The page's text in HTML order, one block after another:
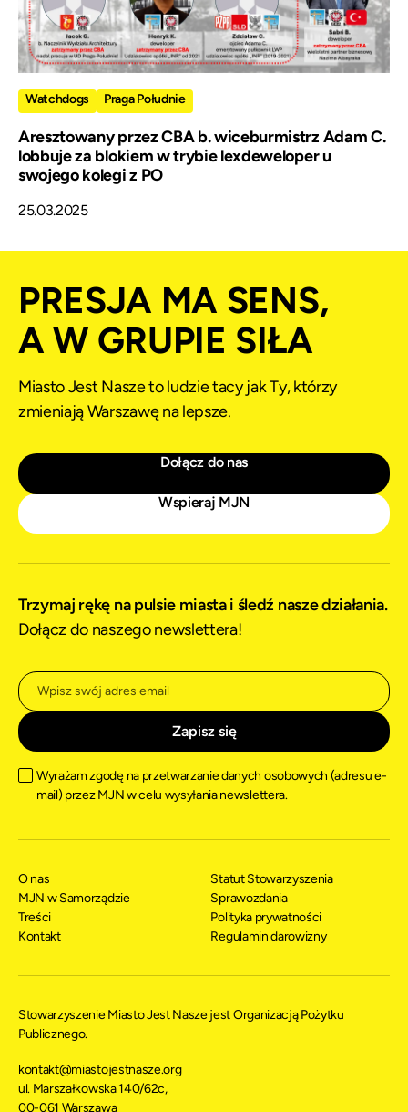
Watchdogs Praga Południe
Aresztowany przez CBA b. wiceburmistrz Adam C.
lobbuje za blokiem w trybie lexdeweloper u
swojego kolegi z PO
25.03.2025
PRESJA MA SENS,
A W GRUPIE SIŁA
Miasto Jest Nasze to ludzie tacy jak Ty, którzy
zmieniają Warszawę na lepsze.
Dołącz do nas
Wspieraj MJN
Trzymaj rękę na pulsie miasta i śledź nasze działania.
Dołącz do naszego newslettera!
Wyrażam zgodę na przetwarzanie danych osobowych (adresu e-
mail) przez MJN w celu wysyłania newslettera.
Stowarzyszenie Miasto Jest Nasze jest Organizacją Pożytku
Publicznego.
kontakt@miastojestnasze.org
ul. Marszałkowska 140/62c,
00-061 Warszawa
O nas
MJN w Samorządzie
Treści
Kontakt
Statut Stowarzyszenia
Sprawozdania
Polityka prywatności
Regulamin darowizny